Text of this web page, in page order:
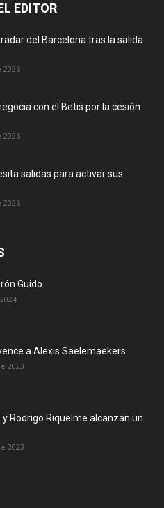
EDITOR
del Barcelona tras la salida
2026
con el Betis por la cesión
2026
salidas para activar sus
2026
Guido
a Alexis Saelemaekers
2023
y Rodrigo Riquelme alcanzan un
2023